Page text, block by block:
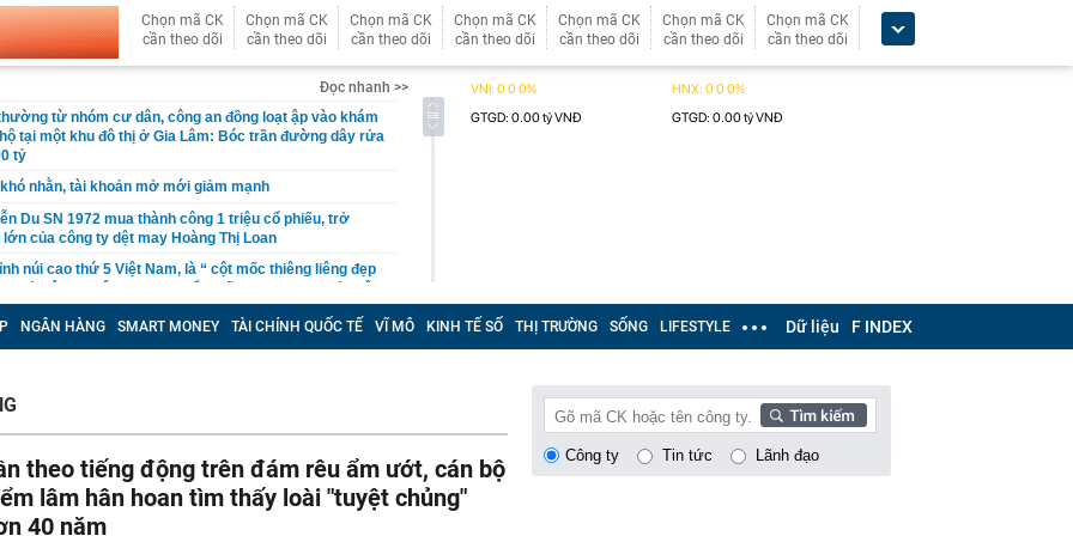
Chọn mã CK
cần theo dõi
Chọn mã CK
cần theo dõi
Chọn mã CK
cần theo dõi
Chọn mã CK
cần theo dõi
Chọn mã CK
cần theo dõi
Chọn mã CK
cần theo dõi
Chọn mã CK
cần theo dõi
Đọc nhanh >>
từ nhóm cư dân, công an đồng loạt ập vào khám
tại một khu đô thị ở Gia Lâm: Bóc trần đường dây rửa
tỷ
nhằn, tài khoản mở mới giảm mạnh
Du SN 1972 mua thành công 1 triệu cổ phiếu, trở
của công ty dệt may Hoàng Thị Loan
núi cao thứ 5 Việt Nam, là “ cột mốc thiêng liêng đẹp
hệ thống y khoa tư nhân sở hữu 14 bệnh viện, 2.900
bị HoSE cắt margin trong tháng 8
Việt thu hơn 1 tỷ USD ở nước ngoài trong nửa đầu
tăng hơn 120%
dự phóng VN-Index có thể chạm mốc 1.885 điểm
8
NGÂN HÀNG SMART MONEY TÀI CHÍNH QUỐC TẾ VĨ MÔ KINH TẾ SỐ THỊ TRƯỜNG SỐNG LIFESTYLE Dữ liệu F INDEX
theo tiếng động trên đám rêu ẩm ướt, cán bộ
lâm hân hoan tìm thấy loài "tuyệt chủng"
40 năm
Công ty Tin tức Lãnh đạo